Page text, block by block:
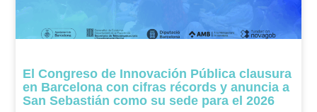
El Congreso de Innovación Pública clausura
en Barcelona con cifras récords y anuncia a
San Sebastián como su sede para el 2026